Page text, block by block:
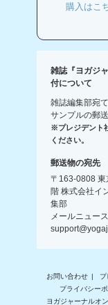
購入はこ
雑誌『ヨガジ
付について
雑誌編集部宛
サンプルの郵
※プレジデント
ください。
郵送物の宛先
〒163-0808
階 株式会社イ
集部
メールニュー
お問い合わせ
プライバシー
ヨガジャーナルオ